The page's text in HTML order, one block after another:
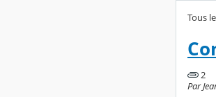
Tous
2
Par